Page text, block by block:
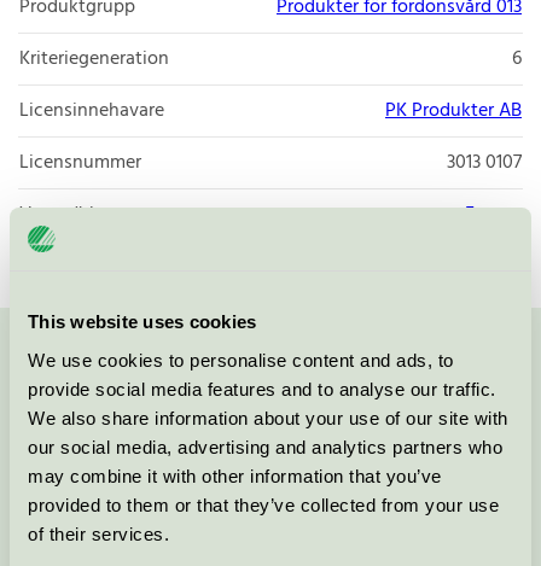
This website uses cookies
We use cookies to personalise content and ads, to
provide social media features and to analyse our traffic.
We also share information about your use of our site with
our social media, advertising and analytics partners who
may combine it with other information that you’ve
provided to them or that they’ve collected from your use
of their services.
Produktgrupp
Produkter för fordonsvård 013
Kriteriegeneration
6
Licensinnehavare
PK Produkter AB
Licensnummer
3013 0107
Varumärke
Ecoren
Kontakta oss på 08-55 55 24 00eller via formuläret:
Fortsätt